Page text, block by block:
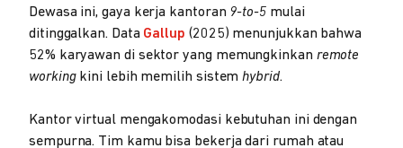
Dewasa ini, gaya kerja kantoran 9-to-5 mulai
ditinggalkan. Data Gallup (2025) menunjukkan bahwa
52% karyawan di sektor yang memungkinkan remote
workingkini lebih memilih sistemhybrid.
Kantor virtual mengakomodasi kebutuhan ini dengan
sempurna. Tim kamu bisa bekerja dari rumah atau